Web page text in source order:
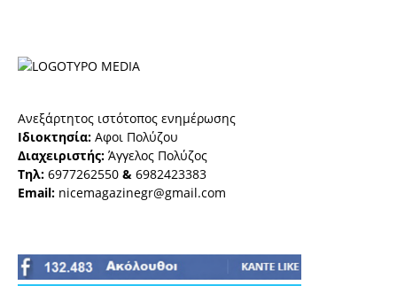
Ανεξάρτητος ιστότοπος ενημέρωσης
Ιδιοκτησία: Αφοι Πολύζου
Διαχειριστής: Άγγελος Πολύζος
Τηλ: 6977262550 & 6982423383
Email: nicemagazinegr@gmail.com